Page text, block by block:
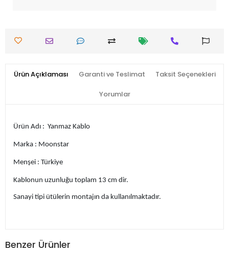
Ürün Açıklaması Garanti ve Teslimat Taksit Seçenekleri
Yorumlar
Ürün Adı : Yanmaz Kablo
Marka : Moonstar
Menşei : Türkiye
Kablonun uzunluğu toplam 13 cm dir.
Sanayi tipi ütülerin montajın da kullanılmaktadır.
Benzer Ürünler